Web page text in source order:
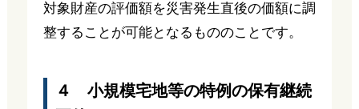
対象財産の評価額を災害発生直後の価額に調
整することが可能となるもののことです。
４ 小規模宅地等の特例の保有継続